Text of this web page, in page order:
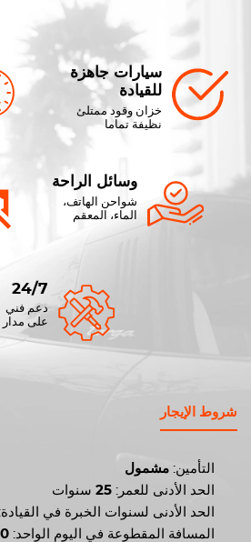
سيارات جاهزة
للقيادة
خزان وقود ممتلئ
نظيفة تماما
وسائل الراحة
شواحن الهاتف،
الماء، المعقم
24/7
دعم فني
على مدار
شروط الإيجار
التأمين: مشمول
الحد الأدنى للعمر: 25 سنوات
الحد الأدنى لسنوات الخبرة في
المسافة المقطوعة في اليوم الواحد: